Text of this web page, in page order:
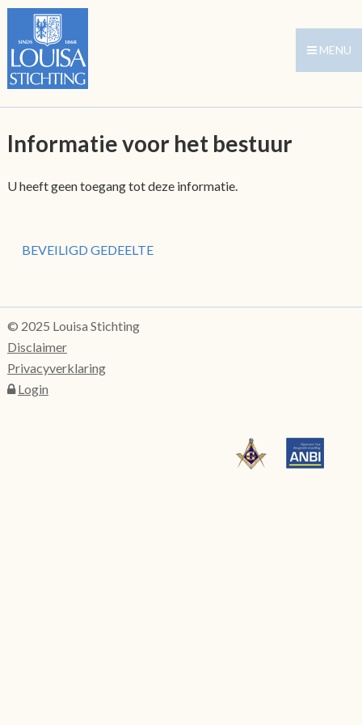
MENU
Informatie voor het bestuur
U heeft geen toegang tot deze informatie.
BEVEILIGD GEDEELTE
© 2025 Louisa Stichting
Disclaimer
Privacyverklaring
Login